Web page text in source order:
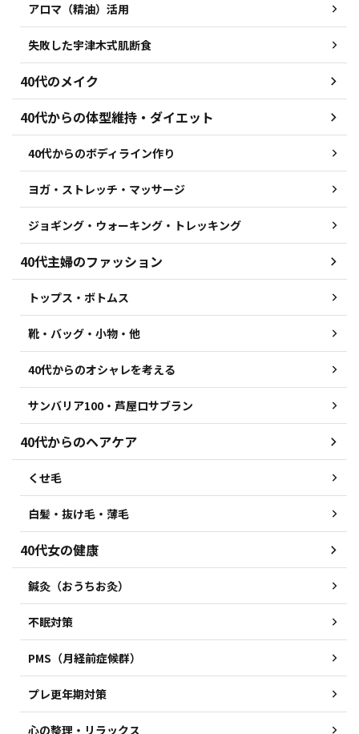
アロマ（精油）活用
失敗した宇津木式肌断食
40代のメイク
40代からの体型維持・ダイエット
40代からのボディライン作り
ヨガ・ストレッチ・マッサージ
ジョギング・ウォーキング・トレッキング
40代主婦のファッション
トップス・ボトムス
靴・バッグ・小物・他
40代からのオシャレを考える
サンバリア100・芦屋ロサブラン
40代からのヘアケア
くせ毛
白髪・抜け毛・薄毛
40代女の健康
鍼灸（おうちお灸）
不眠対策
PMS（月経前症候群）
プレ更年期対策
心の整理・リラックス